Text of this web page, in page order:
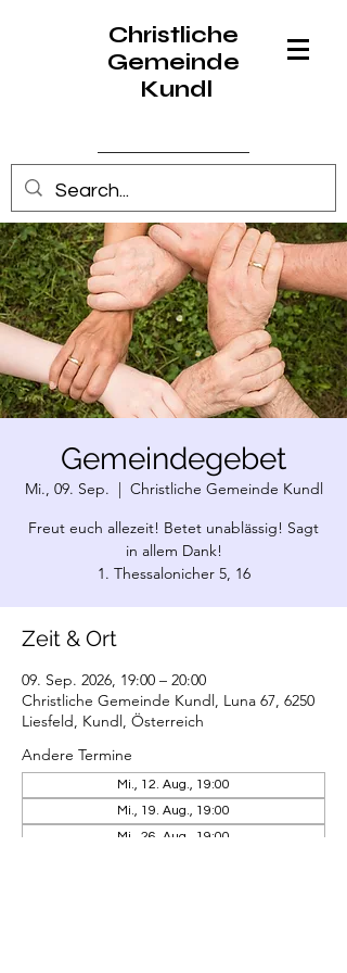
Christliche
Gemeinde
Kundl
Anmelden
Gemeindegebet
Mi., 09. Sep.
  |
Christliche Gemeinde Kundl
Freut euch allezeit! Betet unablässig! Sagt
in allem Dank!
1. Thessalonicher 5, 16
Zeit & Ort
09. Sep. 2026, 19:00 – 20:00
Christliche Gemeinde Kundl, Luna 67, 6250
Liesfeld, Kundl, Österreich
Andere Termine
Mi., 12. Aug., 19:00
Mi., 19. Aug., 19:00
Mi., 26. Aug., 19:00